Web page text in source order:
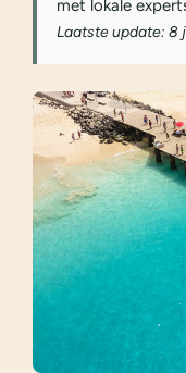
met lokale
Laatste update: 8